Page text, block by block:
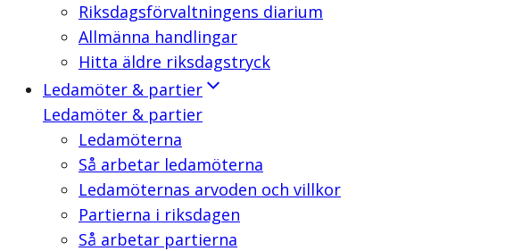
Riksdagsförvaltningens diarium
Allmänna handlingar
Hitta äldre riksdagstryck
Ledamöter & partier
Ledamöter & partier
Ledamöterna
Så arbetar ledamöterna
Ledamöternas arvoden och villkor
Partierna i riksdagen
Så arbetar partierna